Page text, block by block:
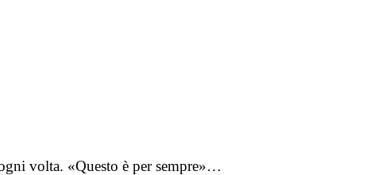
volta. «Questo è per sempre»…